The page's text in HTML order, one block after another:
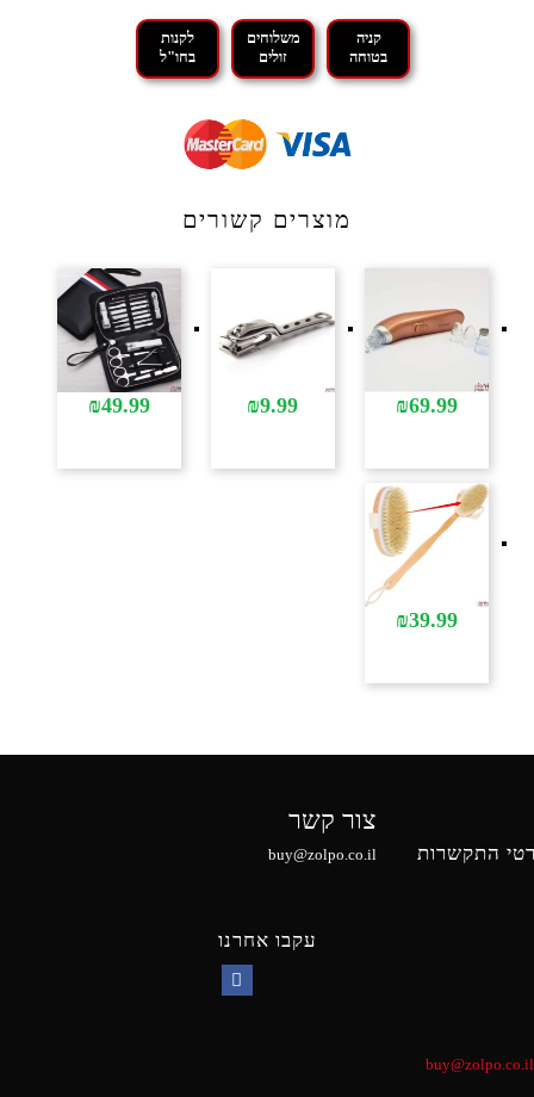
קניה
בטוחה
משלוחים
זולים
לקנות
בחו"ל
מוצרים קשורים
₪69.99
₪9.99
₪49.99
₪39.99
התקשרות
צור קשר
buy@zolpo.co.il
עקבו אחרנו
buy@zolpo.co.il